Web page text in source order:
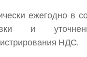
ежегодно в
и
НДС.